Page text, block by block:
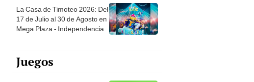
La Casa de Timoteo 2026: Del
17 de Julio al 30 de Agosto en
Mega Plaza - Independencia
Juegos